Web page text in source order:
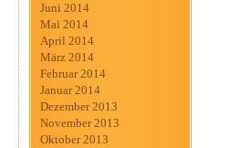
Juni 2014
Mai 2014
April 2014
März 2014
Februar 2014
Januar 2014
Dezember 2013
November 2013
Oktober 2013